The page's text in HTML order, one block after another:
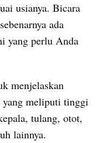
usianya. Bicara
ada
yang perlu Anda
menjelaskan
yang meliputi tinggi
tulang, otot,
lainnya.